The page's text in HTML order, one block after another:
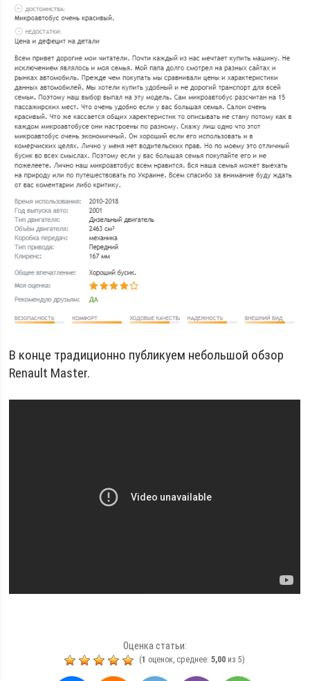
В конце традиционно публикуем небольшой обзор
Renault Master.
Оценка статьи:
(1 оценок, среднее:5,00 из 5)